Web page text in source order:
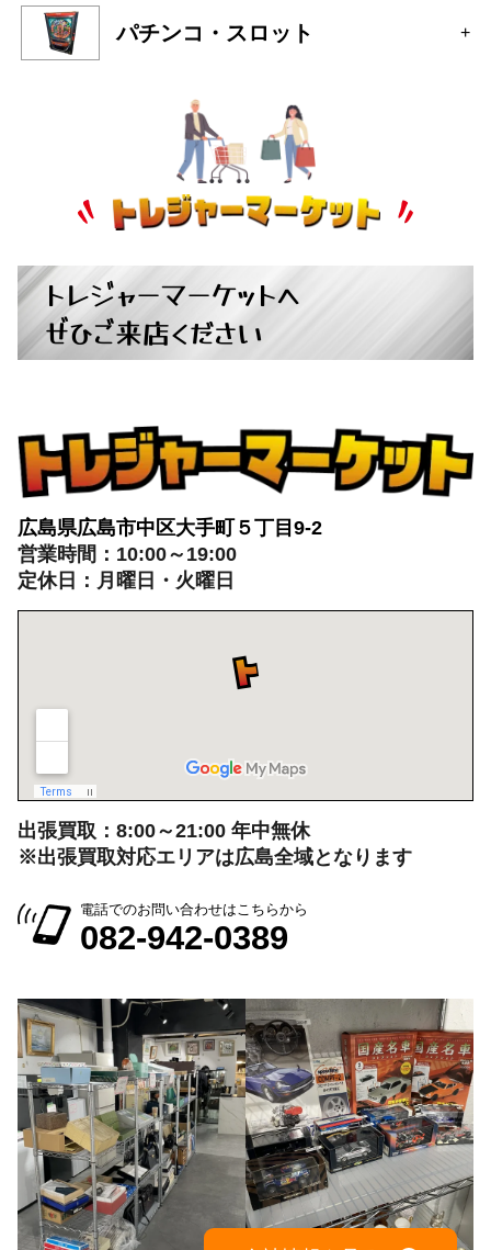
トレジャーマーケットへ
ぜひご来店ください
広島県広島市中区大手町５丁目9-2
営業時間：10:00～19:00
定休日：月曜日・火曜日
出張買取：8:00～21:00 年中無休
※出張買取対応エリアは広島全域となります
電話でのお問い合わせはこちらから
082-942-0389
会社情報を見る